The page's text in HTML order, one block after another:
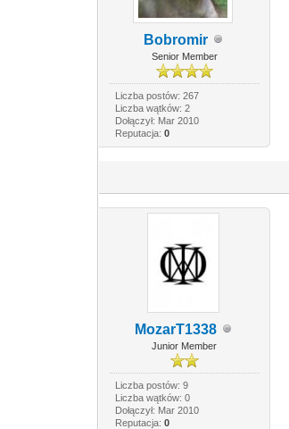
Bobromir
Senior Member
Liczba postów: 267
Liczba wątków: 2
Dołączył: Mar 2010
Reputacja: 0
MozarT1338
Junior Member
Liczba postów: 9
Liczba wątków: 0
Dołączył: Mar 2010
Reputacja: 0